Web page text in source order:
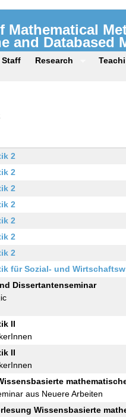
Mathematical
and Databased
Staff Research
2
2
2
2
2
2
2
für Sozial- und
Dissertantenseminar
II
II
aus Neuere Arbeiten
Wissensbasierte